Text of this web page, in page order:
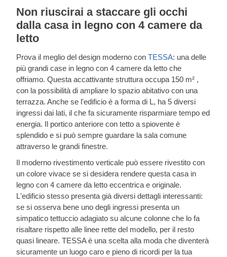
Non riuscirai a staccare gli occhi
dalla casa in legno con 4 camere da
letto
Prova il meglio del design moderno con TESSA: una delle
più grandi case in legno con 4 camere da letto che
offriamo. Questa accattivante struttura occupa 150 m² ,
con la possibilità di ampliare lo spazio abitativo con una
terrazza. Anche se l'edificio è a forma di L, ha 5 diversi
ingressi dai lati, il che fa sicuramente risparmiare tempo ed
energia. Il portico anteriore con tetto a spiovente è
splendido e si può sempre guardare la sala comune
attraverso le grandi finestre.
Il moderno rivestimento verticale può essere rivestito con
un colore vivace se si desidera rendere questa casa in
legno con 4 camere da letto eccentrica e originale.
L'edificio stesso presenta già diversi dettagli interessanti:
se si osserva bene uno degli ingressi presenta un
simpatico tettuccio adagiato su alcune colonne che lo fa
risaltare rispetto alle linee rette del modello, per il resto
quasi lineare. TESSA è una scelta alla moda che diventerà
sicuramente un luogo caro e pieno di ricordi per la tua